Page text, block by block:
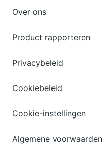
Over ons
Product rapporteren
Privacybeleid
Cookiebeleid
Cookie-instellingen
Algemene voorwaarden